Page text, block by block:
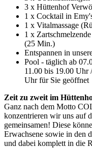
3 x Hüttenhof
1 x Cocktail in
1 x Vitalmassage
1 x
(25 Min.)
Entspannen in
Pool - täglich ab
11.00 bis 19.00 Uhr
Uhr für Sie geöffnet
Zeit zu zweit im
Ganz nach dem Motto
konzentrieren wir uns auf
gemeinsamen! Diese
Erwachsene sowie in den
und dabei komplett in die